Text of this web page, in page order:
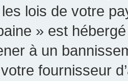
lois de votre
» est
à un
fournisseur